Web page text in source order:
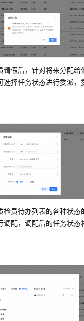
请假后，针对将来分配给
选择任务状态进行委派，
检员待办列表的各种状态
调配，调配后的任务状态